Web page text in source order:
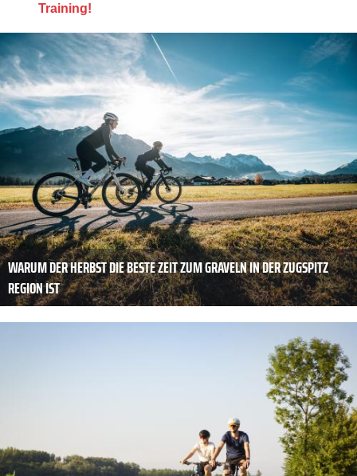
Training!
WARUM DER HERBST DIE BESTE ZEIT ZUM GRAVELN IN DER ZUGSPITZ
REGION IST